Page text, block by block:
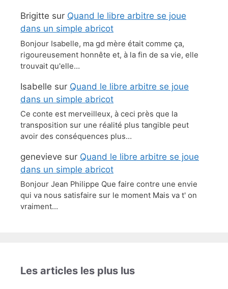
Brigitte sur Quand le libre arbitre se joue
dans un simple abricot
Bonjour Isabelle, ma gd mère était comme ça,
rigoureusement honnête et, à la fin de sa vie, elle
trouvait qu'elle…
Isabelle sur Quand le libre arbitre se joue
dans un simple abricot
Ce conte est merveilleux, à ceci près que la
transposition sur une réalité plus tangible peut
avoir des conséquences plus…
genevieve sur Quand le libre arbitre se joue
dans un simple abricot
Bonjour Jean Philippe Que faire contre une envie
qui va nous satisfaire sur le moment Mais va t' on
vraiment…
Les articles les plus lus